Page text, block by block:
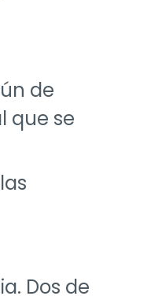
de
que se
Dos de